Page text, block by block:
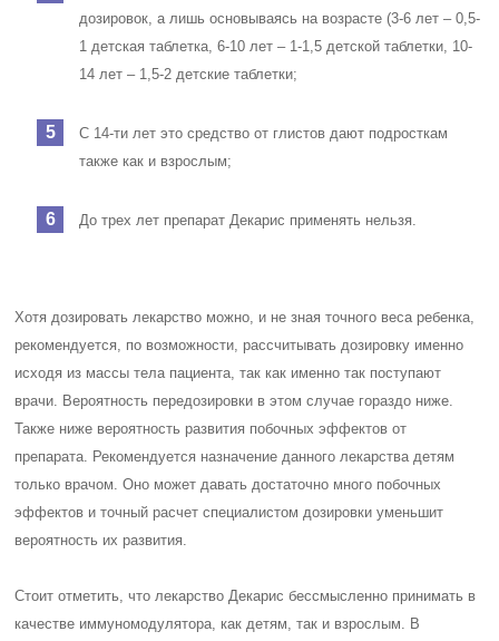
дозировок, а лишь основываясь на возрасте (3-6 лет – 0,5-
1 детская таблетка, 6-10 лет – 1-1,5 детской таблетки, 10-
14 лет – 1,5-2 детские таблетки;
С 14-ти лет это средство от глистов дают подросткам
также как и взрослым;
До трех лет препарат Декарис применять нельзя.
Хотя дозировать лекарство можно, и не зная точного веса ребенка,
рекомендуется, по возможности, рассчитывать дозировку именно
исходя из массы тела пациента, так как именно так поступают
врачи. Вероятность передозировки в этом случае гораздо ниже.
Также ниже вероятность развития побочных эффектов от
препарата. Рекомендуется назначение данного лекарства детям
только врачом. Оно может давать достаточно много побочных
эффектов и точный расчет специалистом дозировки уменьшит
вероятность их развития.
Стоит отметить, что лекарство Декарис бессмысленно принимать в
качестве иммуномодулятора, как детям, так и взрослым. В